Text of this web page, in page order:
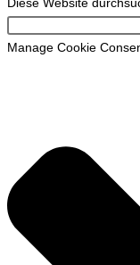
Diese Website
Manage Cookie